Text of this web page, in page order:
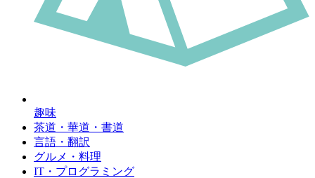
趣味
茶道・華道・書道
言語・翻訳
グルメ・料理
IT・プログラミング